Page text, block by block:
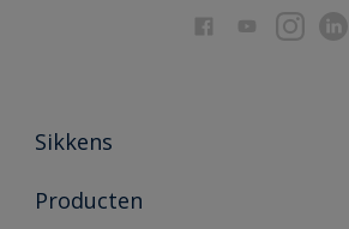
Sikkens
Over Sikkens
Producten